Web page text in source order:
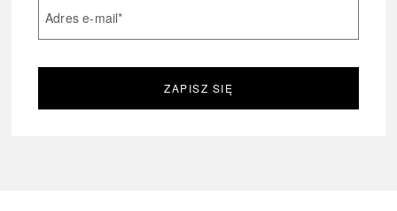
Adres e-mail*
ZAPISZ SIĘ